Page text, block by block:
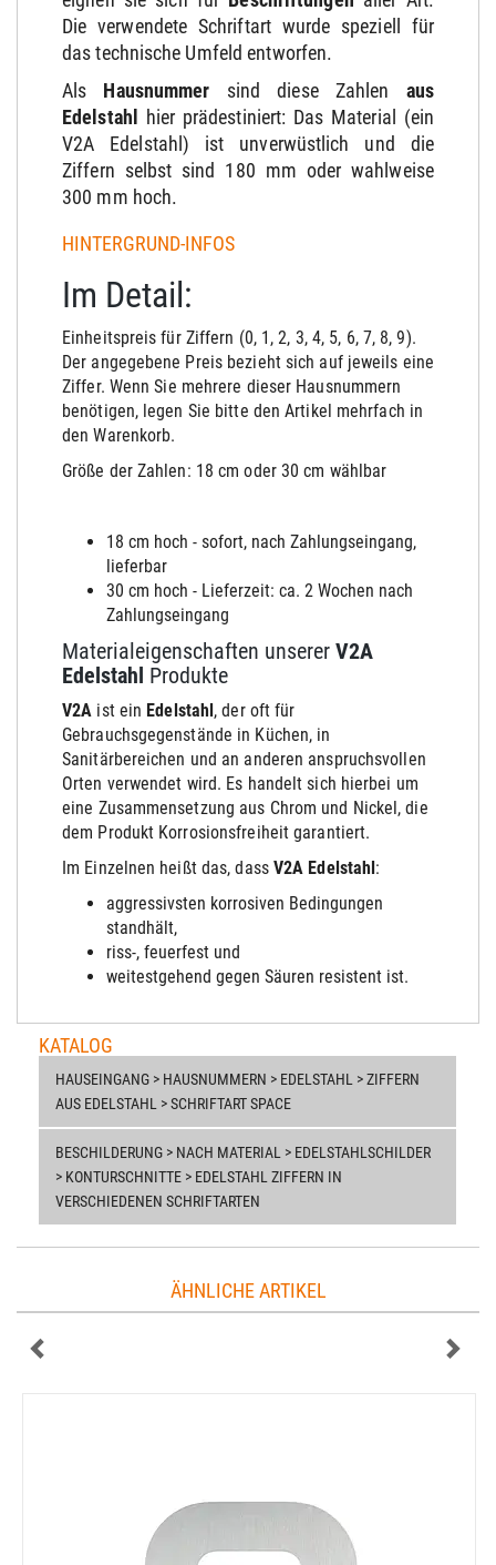
Die verwendete Schriftart wurde speziell für
das technische Umfeld entworfen.
Als Hausnummer sind diese Zahlen aus
Edelstahl
hier prädestiniert: Das Material (ein
V2A Edelstahl) ist unverwüstlich und die
Ziffern selbst sind 180 mm oder wahlweise
300 mm hoch.
HINTERGRUND-INFOS
Im Detail:
Einheitspreis für Ziffern (0, 1, 2, 3, 4, 5, 6, 7, 8, 9).
Der angegebene Preis bezieht sich auf jeweils eine
Ziffer. Wenn Sie mehrere dieser Hausnummern
benötigen, legen Sie bitte den Artikel mehrfach in
den Warenkorb.
Größe der Zahlen: 18 cm oder 30 cm wählbar
18 cm hoch - sofort, nach Zahlungseingang,
lieferbar
30 cm hoch - Lieferzeit: ca. 2 Wochen nach
Zahlungseingang
Materialeigenschaften unserer V2A
Edelstahl Produkte
V2A ist ein Edelstahl, der oft für
Gebrauchsgegenstände in Küchen, in
Sanitärbereichen und an anderen anspruchsvollen
Orten verwendet wird. Es handelt sich hierbei um
eine Zusammensetzung aus Chrom und Nickel, die
dem Produkt Korrosionsfreiheit garantiert.
Im Einzelnen heißt das, dass V2A Edelstahl:
aggressivsten korrosiven Bedingungen
standhält,
riss-, feuerfest und
weitestgehend gegen Säuren resistent ist.
KATALOG
HAUSEINGANG > HAUSNUMMERN > EDELSTAHL > ZIFFERN
AUS EDELSTAHL > SCHRIFTART SPACE
BESCHILDERUNG > NACH MATERIAL > EDELSTAHLSCHILDER
> KONTURSCHNITTE > EDELSTAHL ZIFFERN IN
VERSCHIEDENEN SCHRIFTARTEN
ÄHNLICHE ARTIKEL